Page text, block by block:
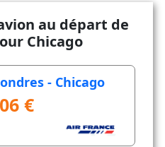
au départ de
Chicago
- Chicago
€